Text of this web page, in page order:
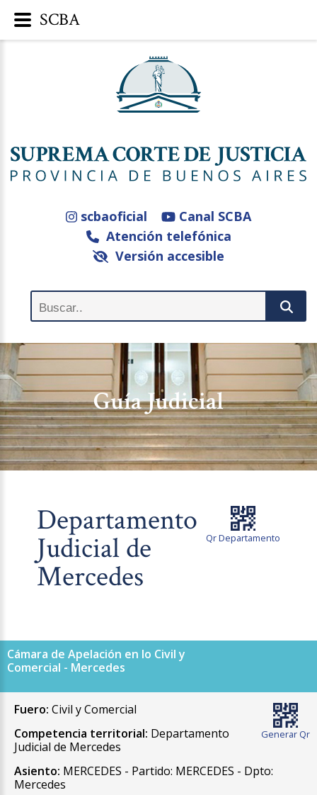
scbaoficial
Canal SCBA
Atención telefónica
Versión accesible
Guía Judicial
Qr Departamento
Departamento
Judicial de
Mercedes
Cámara de Apelación en lo Civil y
Comercial - Mercedes
Generar Qr
Fuero: Civil y Comercial
Competencia territorial: Departamento
Judicial de Mercedes
Asiento: MERCEDES - Partido: MERCEDES - Dpto:
Mercedes
SCBA